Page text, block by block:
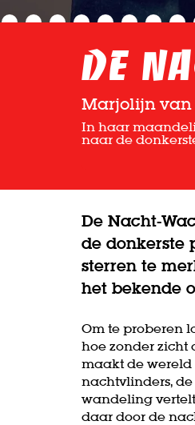
De
Marjolijn van
In haar
naar de
De Nacht-
de donkerste
sterren te
het bekende
Om te proberen
hoe zonder zicht
maakt de wereld
nachtvlinders,
wandeling
daar door de